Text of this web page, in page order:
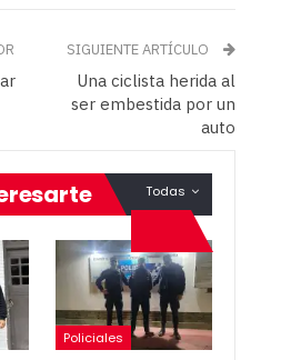
SIGUIENTE ARTÍCULO
Una ciclista herida al
ser embestida por un
auto
Todas
Policiales